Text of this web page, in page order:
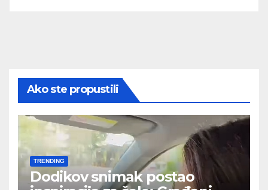
Ako ste propustili
TRENDING
Dodikov snimak postao